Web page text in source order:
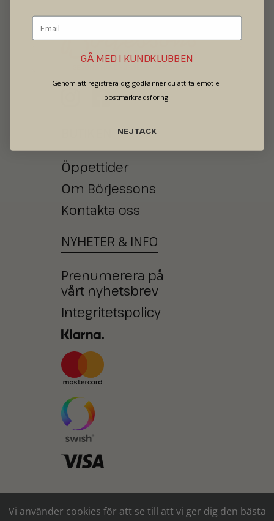
Öppettider
Om Börjessons
Kontakta oss
NYHETER & INFO
Prenumerera på
vårt nyhetsbrev
Integritetspolicy
kontanter* eller
Vi använder cookies för att se till att vi ger dig den bästa
GÅ MED I KUNDKLUBBEN
Genom att registrera dig godkänner du att ta emot e-
postmarknadsföring.
NEJ TACK